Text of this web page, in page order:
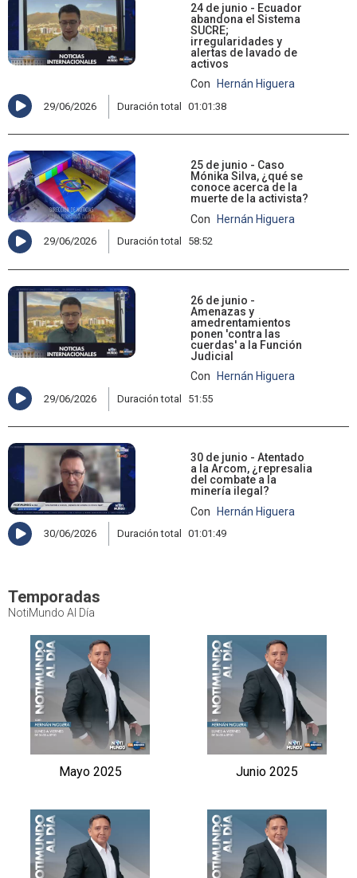
24 de junio - Ecuador
abandona el Sistema
SUCRE;
irregularidades y
alertas de lavado de
activos
Con
Hernán Higuera
29/06/2026 Duración total 01:01:38
25 de junio - Caso
Mónika Silva, ¿qué se
conoce acerca de la
muerte de la activista?
Con
Hernán Higuera
29/06/2026 Duración total 58:52
26 de junio -
Amenazas y
amedrentamientos
ponen 'contra las
cuerdas' a la Función
Judicial
Con
Hernán Higuera
29/06/2026 Duración total 51:55
30 de junio - Atentado
a la Arcom, ¿represalia
del combate a la
minería ilegal?
Con
Hernán Higuera
30/06/2026 Duración total 01:01:49
Temporadas
NotiMundo Al Día
Mayo 2025 Junio 2025